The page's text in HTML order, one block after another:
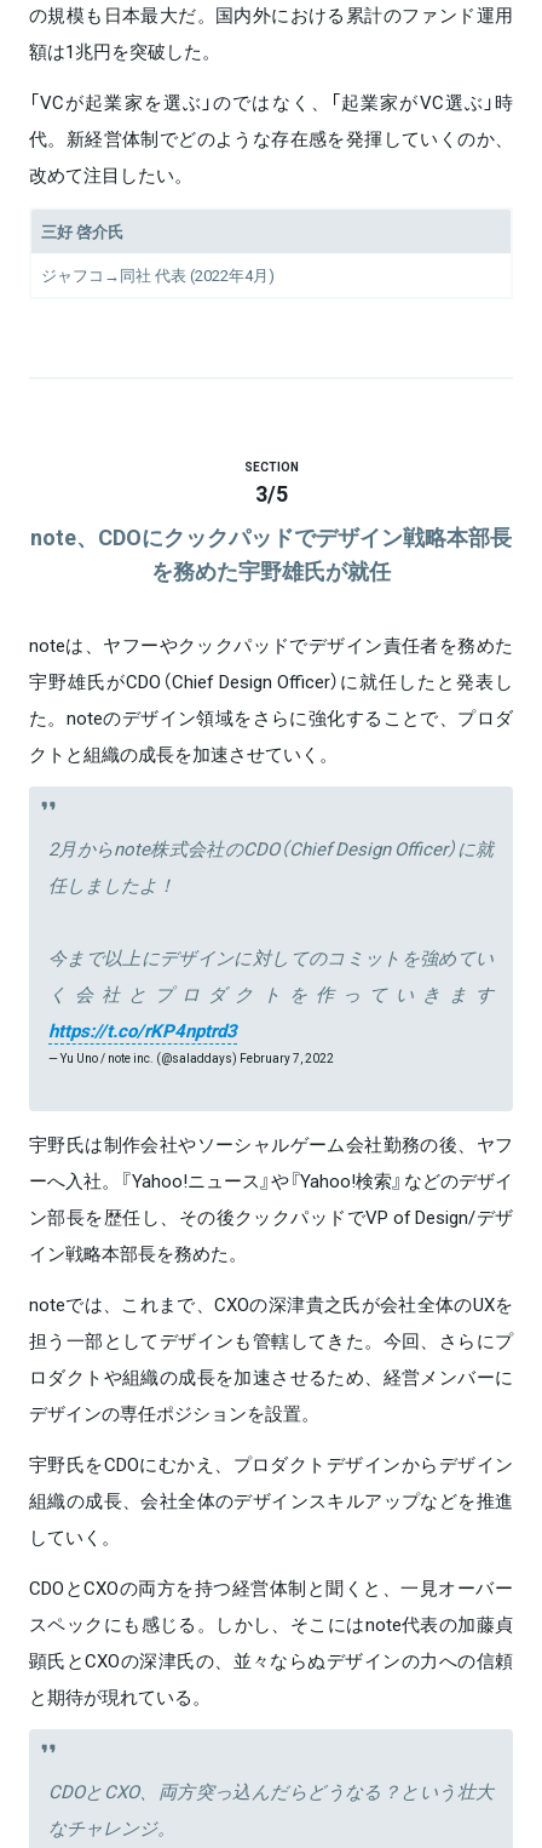
の規模も日本最大だ。国内外における累計のファンド運用
額は1兆円を突破した。
「VCが起業家を選ぶ」のではなく、「起業家がVC選ぶ」時
代。新経営体制でどのような存在感を発揮していくのか、
改めて注目したい。
三好 啓介氏
ジャフコ→同社 代表 (2022年4月)
SECTION
3/5
note、CDOにクックパッドでデザイン戦略本部長
を務めた宇野雄氏が就任
noteは、ヤフーやクックパッドでデザイン責任者を務めた
宇野雄氏がCDO（Chief Design Officer）に就任したと発表し
た。noteのデザイン領域をさらに強化することで、プロダ
クトと組織の成長を加速させていく。
2月からnote株式会社のCDO（Chief Design Officer）に就
任しましたよ！
今まで以上にデザインに対してのコミットを強めてい
く会社とプロダクトを作っていきます
https://t.co/rKP4nptrd3
— Yu Uno / note inc. (@saladdays) February 7, 2022
宇野氏は制作会社やソーシャルゲーム会社勤務の後、ヤフ
ーへ入社。『Yahoo!ニュース』や『Yahoo!検索』などのデザイ
ン部長を歴任し、その後クックパッドでVP of Design/デザ
イン戦略本部長を務めた。
noteでは、これまで、CXOの深津貴之氏が会社全体のUXを
担う一部としてデザインも管轄してきた。今回、さらにプ
ロダクトや組織の成長を加速させるため、経営メンバーに
デザインの専任ポジションを設置。
宇野氏をCDOにむかえ、プロダクトデザインからデザイン
組織の成長、会社全体のデザインスキルアップなどを推進
していく。
CDOとCXOの両方を持つ経営体制と聞くと、一見オーバー
スペックにも感じる。しかし、そこにはnote代表の加藤貞
顕氏とCXOの深津氏の、並々ならぬデザインの力への信頼
と期待が現れている。
CDOとCXO、両方突っ込んだらどうなる？という壮大
なチャレンジ。